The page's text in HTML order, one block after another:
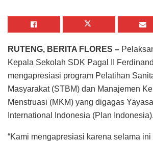
RUTENG, BERITA FLORES –
Kepala Sekolah SDK Pagal II
mengapresiasi program Pelatihan
Masyarakat (STBM) dan Manajemen
Menstruasi (MKM) yang digagas
International Indonesia (Plan Indonesia).
“Kami mengapresiasi karena selama ini